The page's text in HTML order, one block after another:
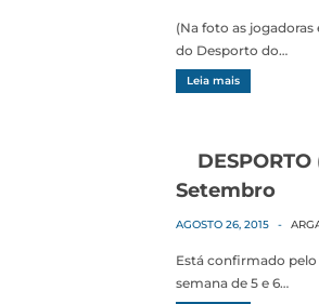
(Na foto as
do Desporto do…
Leia mais
Setembro
AGOSTO 26, 2015 -
Está confirmado
semana de 5 e 6…